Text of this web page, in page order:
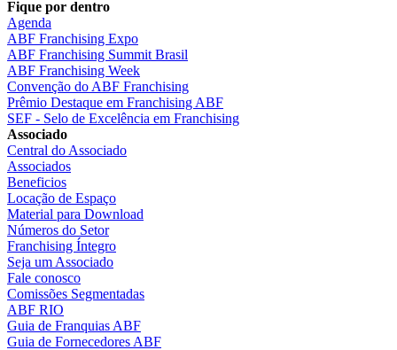
Fique por dentro
Agenda
ABF Franchising Expo
ABF Franchising Summit Brasil
ABF Franchising Week
Convenção do ABF Franchising
Prêmio Destaque em Franchising ABF
SEF - Selo de Excelência em Franchising
Associado
Central do Associado
Associados
Beneficios
Locação de Espaço
Material para Download
Números do Setor
Franchising Íntegro
Seja um Associado
Fale conosco
Comissões Segmentadas
ABF RIO
Guia de Franquias ABF
Guia de Fornecedores ABF